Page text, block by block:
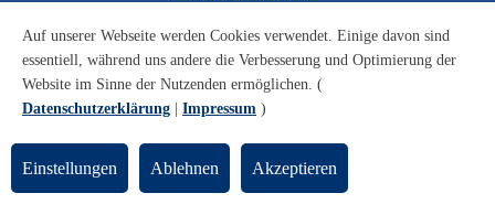
WoC Lab
Spanische Black Diaspora
Promotionen
Habilitationen
Nachwuchsförderung
Forschungszentren
Studienkommission
TnL
Auf unserer Webseite werden Cookies verwendet. Einige davon sind
essentiell, während uns andere die Verbesserung und Optimierung der
Website im Sinne der Nutzenden ermöglichen. (
Datenschutzerklärung
Impressum )
Einstellungen Ablehnen Akzeptieren